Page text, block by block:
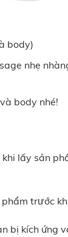
body)
nhẹ
body nhé!
lấy sản
trước
bị kích ứng